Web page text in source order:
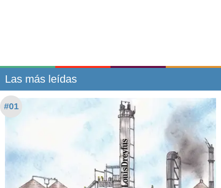
Las más leídas
#01